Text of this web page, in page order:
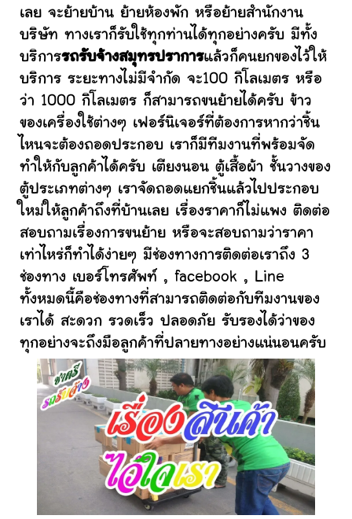
เลย จะย้ายบ้าน ย้ายห้องพัก หรือย้ายสำนักงาน
บริษัท ทางเราก็รับใช้ทุกท่านได้ทุกอย่างครับ มีทั้ง
บริการรถรับจ้างสมุทรปราการแล้วก็คนยกของไว้ให้
บริการ ระยะทางไม่มีจำกัด จะ100 กิโลเมตร หรือ
ว่า 1000 กิโลเมตร ก็สามารถขนย้ายได้ครับ ข้าว
ของเครื่องใช้ต่างๆ เฟอร์นิเจอร์ที่ต้องการหากว่าชิ้น
ไหนจะต้องถอดประกอบ เราก็มีทีมงานที่พร้อมจัด
ทำให้กับลูกค้าได้ครับ เตียงนอน ตู้เสื้อผ้า ชั้นวางของ
ตู้ประเภทต่างๆ เราจัดถอดแยกชิ้นแล้วไปประกอบ
ใหม่ให้ลูกค้าถึงที่บ้านเลย เรื่องราคาก็ไม่แพง ติดต่อ
สอบถามเรื่องการขนย้าย หรือจะสอบถามว่าราคา
เท่าไหร่ก็ทำได้ง่ายๆ มีช่องทางการติดต่อเราถึง 3
ช่องทาง เบอร์โทรศัพท์ , facebook , Line
ทั้งหมดนี้คือช่องทางที่สามารถติดต่อกับทีมงานของ
เราได้ สะดวก รวดเร็ว ปลอดภัย รับรองได้ว่าของ
ทุกอย่างจะถึงมือลูกค้าที่ปลายทางอย่างแน่นอนครับ